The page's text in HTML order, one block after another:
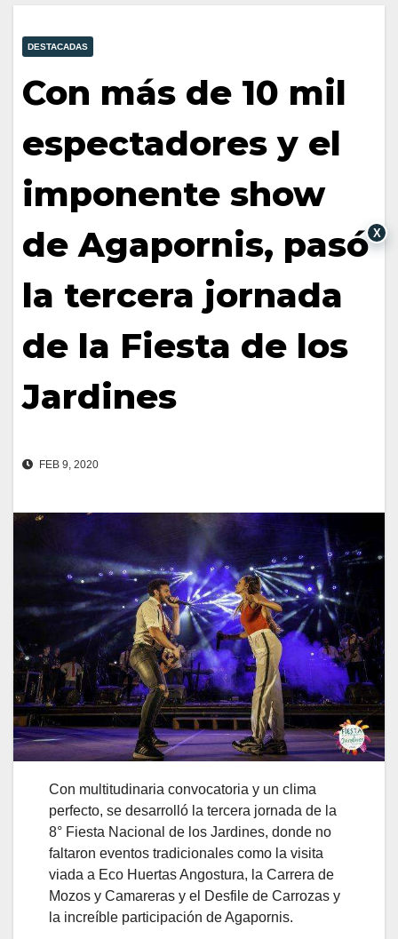
DESTACADAS
Con más de 10 mil
espectadores y el
imponente show
de Agapornis, pasó
la tercera jornada
de la Fiesta de los
Jardines
FEB 9, 2020
Con multitudinaria convocatoria y un clima
perfecto, se desarrolló la tercera jornada de la
8° Fiesta Nacional de los Jardines, donde no
faltaron eventos tradicionales como la visita
viada a Eco Huertas Angostura, la Carrera de
Mozos y Camareras y el Desfile de Carrozas y
la increíble participación de Agapornis.
X